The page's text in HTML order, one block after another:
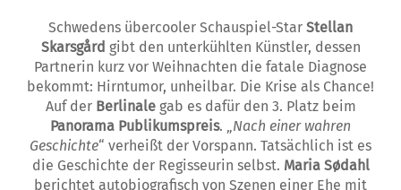
Schwedens übercooler Schauspiel-Star Stellan
Skarsgård gibt den unterkühlten Künstler, dessen
Partnerin kurz vor Weihnachten die fatale Diagnose
bekommt: Hirntumor, unheilbar. Die Krise als Chance!
Auf der Berlinalegab es dafür den 3. Platz beim
Panorama Publikumspreis. „Nach einer wahren
Geschichte“ verheißt der Vorspann. Tatsächlich ist es
die Geschichte der Regisseurin selbst. Maria Sødahl
berichtet autobiografisch von Szenen einer Ehe mit